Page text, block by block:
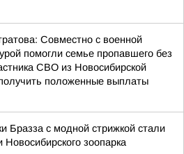
Совместно с военной
помогли семье пропавшего без
СВО из Новосибирской
положенные выплаты
Бразза с модной стрижкой стали
Новосибирского зоопарка